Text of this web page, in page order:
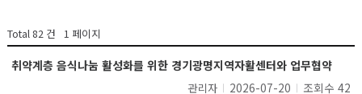
Total 82건 1 페이지
취약계층 음식나눔 활성화를 위한 경기광명지역자활센터와 업무협약
조회수 42
2026-07-20
관리자